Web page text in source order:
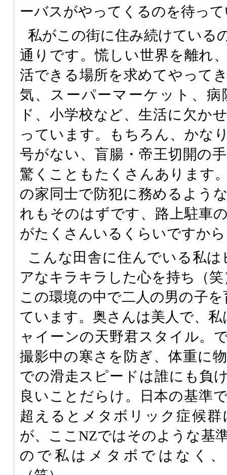
ーバスがやってくるのを待っ
私がこの街に住み続けている
通りです。慌しい世界を離れ
活できる場所を求めてやって
気、スーパーマーケット、
ド、小学校など、生活に欠か
っています。もちろん、かな
号がない、盲腸・帝王切開の
驚くこともたくさんあります
の家同士で防犯に務めるよう
れもそのはずです、路上駐車
がたくさんいるくらいですか
こんな田舎に住んでいる私は
アなキラキラした心を持ち（笑
この環境の中で二人の男の子を
ています。奥さんは美人で、私
ャイーンの天野君スタイル。
撮影中の寒さを防ぎ、体重に
での滑走スピードは誰にも負
良いことだらけ。日本の基準
超えるとメタボリック症候
が、ここNZではそのような基
ので私はメタボではなく